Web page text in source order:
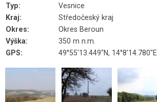
Typ:
Vesnice
Kraj:
Středočeský kraj
Okres:
Okres Beroun
Výška:
350 m n.m.
GPS:
49°55'13.449"N, 14°8'14.780"E